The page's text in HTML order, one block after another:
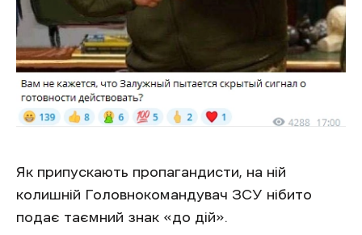
Як припускають пропагандисти, на ній
колишній Головнокомандувач ЗСУ нібито
подає таємний знак «до дій».